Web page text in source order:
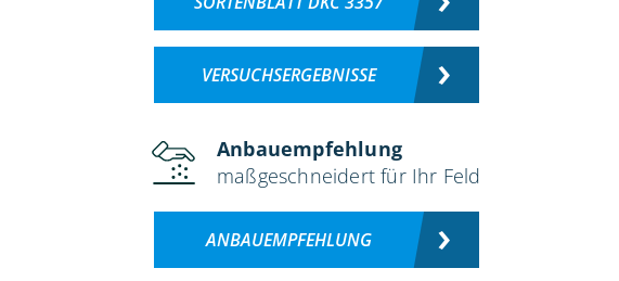
VERSUCHSERGEBNISSE
Anbauempfehlung
maßgeschneidert für Ihr Feld
ANBAUEMPFEHLUNG